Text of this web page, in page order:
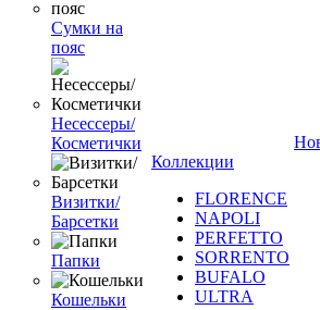
Сумки на
пояс
Несессеры/
Косметички
Визитки/
Барсетки
Папки
Кошельки
Коллекции
FLORENCE
NAPOLI
PERFETTO
SORRENTO
BUFALO
ULTRA